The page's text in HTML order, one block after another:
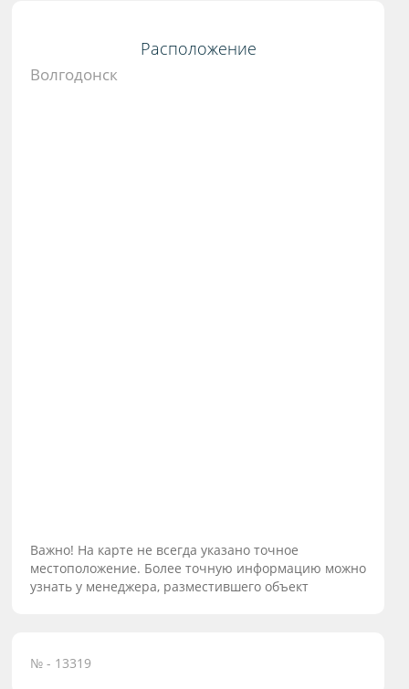
Расположение
Волгодонск
Важно! На карте не всегда указано точное
местоположение. Более точную информацию можно
узнать у менеджера, разместившего объект
№ - 13319